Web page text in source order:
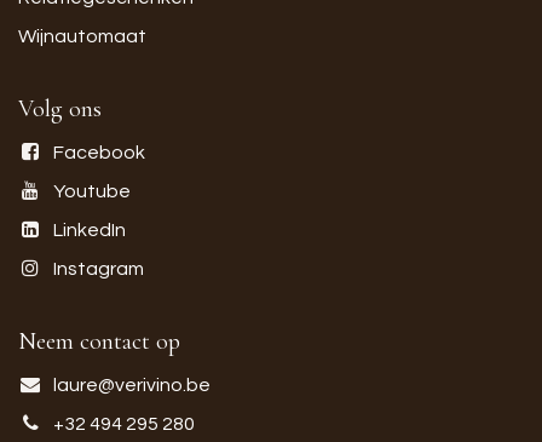
Wijnautomaat
Volg ons
Facebook
Youtube
LinkedIn
Instagram
Neem contact op
laure@verivino.be
+32 494 295 280